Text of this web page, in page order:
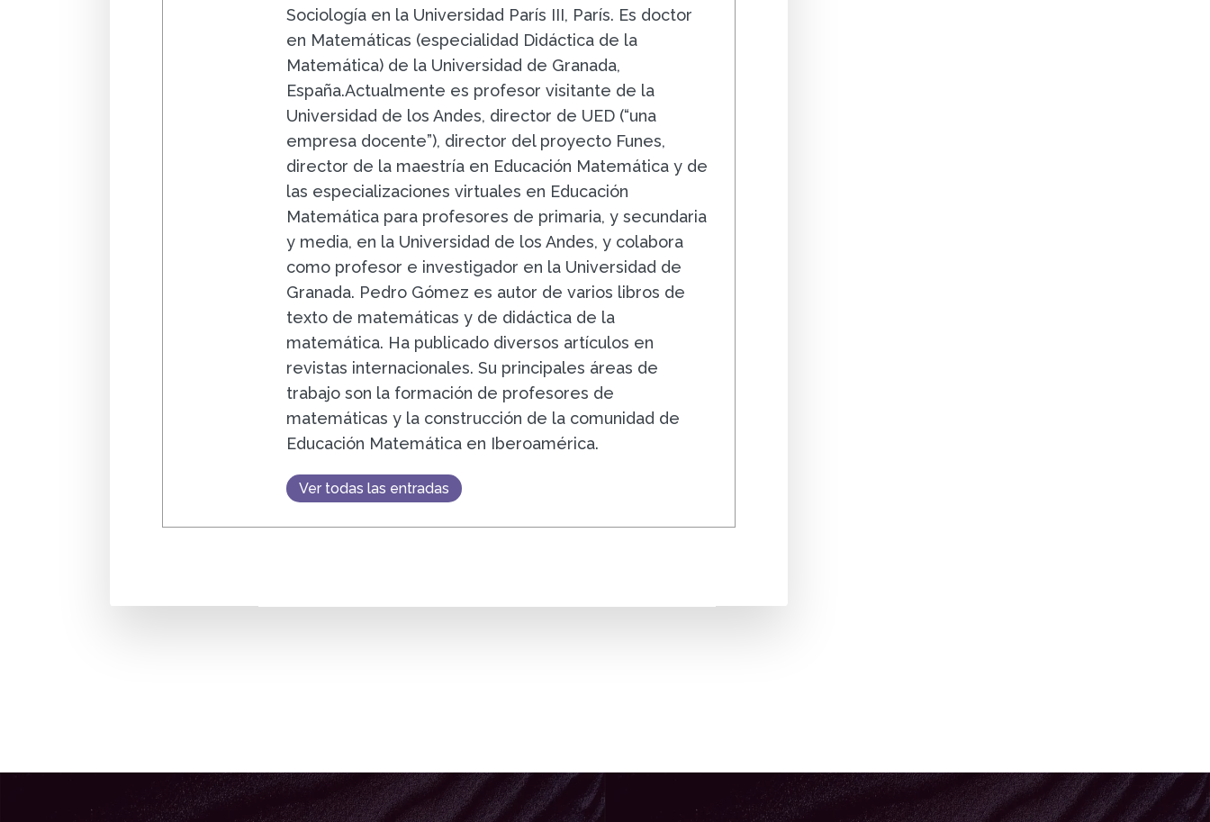
Sociología en la Universidad París III, París. Es doctor
en Matemáticas (especialidad Didáctica de la
Matemática) de la Universidad de Granada,
España.Actualmente es profesor visitante de la
Universidad de los Andes, director de UED (“una
empresa docente”), director del proyecto Funes,
director de la maestría en Educación Matemática y de
las especializaciones virtuales en Educación
Matemática para profesores de primaria, y secundaria
y media, en la Universidad de los Andes, y colabora
como profesor e investigador en la Universidad de
Granada. Pedro Gómez es autor de varios libros de
texto de matemáticas y de didáctica de la
matemática. Ha publicado diversos artículos en
revistas internacionales. Su principales áreas de
trabajo son la formación de profesores de
matemáticas y la construcción de la comunidad de
Educación Matemática en Iberoamérica.
Ver todas las entradas